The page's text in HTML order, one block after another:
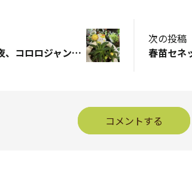
今撮ったよ🤳雨の夜、コロロジャンボイエロー💛
次の投稿
春苗セネ
コメントする